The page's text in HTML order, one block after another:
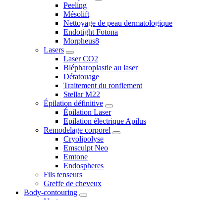
Peeling
Mésolift
Nettoyage de peau dermatologique
Endotight Fotona
Morpheus8
Lasers
Laser CO2
Blépharoplastie au laser
Détatouage
Traitement du ronflement
Stellar M22
Épilation définitive
Épilation Laser
Epilation électrique Apilus
Remodelage corporel
Cryolipolyse
Emsculpt Neo
Emtone
Endospheres
Fils tenseurs
Greffe de cheveux
Body-contouring